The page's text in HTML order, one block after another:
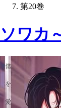
第20巻
ソワカ